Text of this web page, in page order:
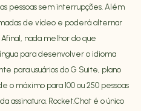
pessoas sem interrupções. Além
de vídeo e poderá alternar
nada melhor do que
para desenvolver o idioma
para usuários do G Suite, plano
máximo para 100 ou 250 pessoas
assinatura. Rocket.Chat é o único